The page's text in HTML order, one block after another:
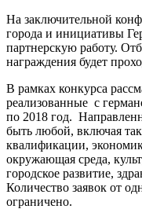
На заключительной
города и инициативы
партнерскую работу.
награждения будет
В рамках конкурса
реализованные с
по 2018 год.
быть любой, включая
квалификации,
окружающая среда,
городское развитие,
Количество заявок от
ограничено.